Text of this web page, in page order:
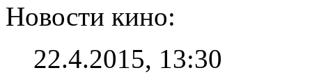
Новости кино:
22.4.2015, 13:30